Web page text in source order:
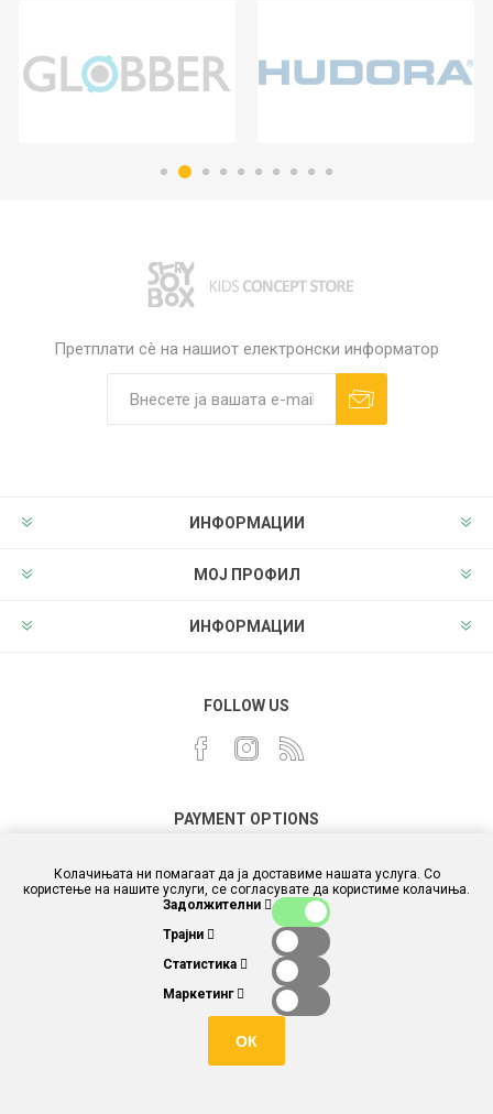
Претплати сè на нашиот електронски информатор
ИНФОРМАЦИИ
МОЈ ПРОФИЛ
ИНФОРМАЦИИ
FOLLOW US
PAYMENT OPTIONS
Колачињата ни помагаат да ја доставиме нашата услуга. Со
користење на нашите услуги, се согласувате да користиме колачиња.
Задолжителни
Трајни
Статистика
Маркетинг
ОК